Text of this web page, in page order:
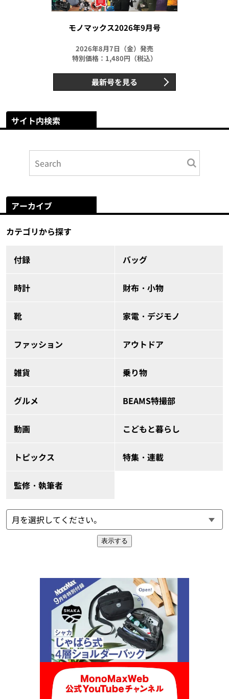
モノマックス2026年9月号
2026年8月7日（金）発売
特別価格：1,480円（税込）
最新号を見る
サイト内検索
アーカイブ
カテゴリから探す
付録 バッグ
時計 財布・小物
靴 家電・デジモノ
ファッション アウトドア
雑貨 乗り物
グルメ BEAMS特撮部
動画 こどもと暮らし
トピックス 特集・連載
監修・執筆者
表示する